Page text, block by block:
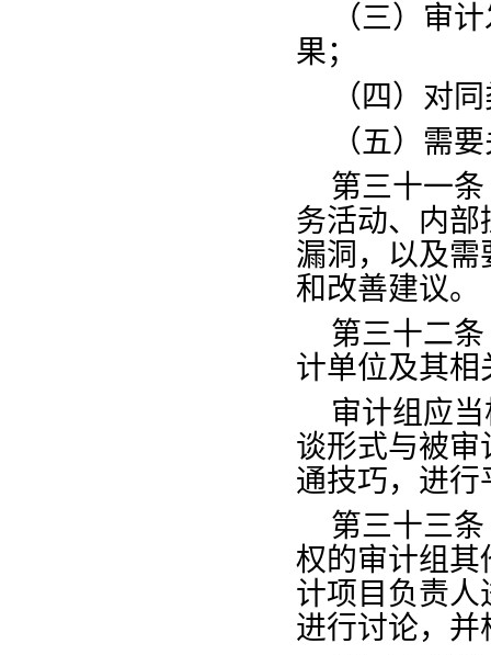
（三）审
果；
（四）对
（五）需
第三十一条
务活动、内
漏洞，以及
和改善建议。
第三十二条
计单位及其
审计组应
谈形式与被
通技巧，进
第三十三条
权的审计组其
计项目负责
进行讨论，